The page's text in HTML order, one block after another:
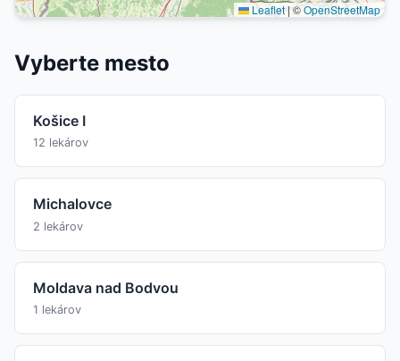
Leaflet | ©OpenStreetMap
Vyberte mesto
Košice I
12 lekárov
Michalovce
2 lekárov
Moldava nad Bodvou
1 lekárov